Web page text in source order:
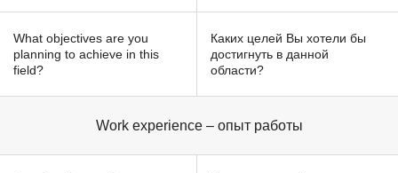
What objectives are you
planning to achieve in this
field?
Каких целей Вы хотели бы
достигнуть в данной
области?
Work experience – опыт работы